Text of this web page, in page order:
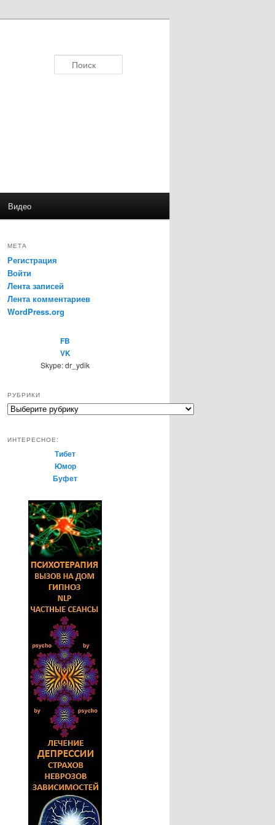
Видео
МЕТА
Регистрация
Войти
Лента записей
Лента комментариев
WordPress.org
FB
VK
Skype: dr_ydik
РУБРИКИ
Р
р
ИНТЕРЕСНОЕ:
Тибет
Юмор
Буфет